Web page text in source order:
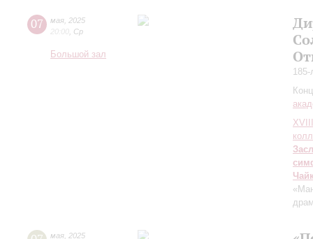
07 мая 2025
20:00 Ср
Большой зал
мая 2025